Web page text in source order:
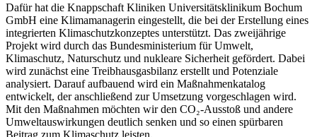
Dafür hat die Knappschaft Kliniken Universitätsklinikum Bochum
GmbH eine Klimamanagerin eingestellt, die bei der Erstellung eines
integrierten Klimaschutzkonzeptes unterstützt. Das zweijährige
Projekt wird durch das Bundesministerium für Umwelt,
Klimaschutz, Naturschutz und nukleare Sicherheit gefördert. Dabei
wird zunächst eine Treibhausgasbilanz erstellt und Potenziale
analysiert. Darauf aufbauend wird ein Maßnahmenkatalog
entwickelt, der anschließend zur Umsetzung vorgeschlagen wird.
Mit den Maßnahmen möchten wir den CO₂-Ausstoß und andere
Umweltauswirkungen deutlich senken und so einen spürbaren
Beitrag zum Klimaschutz leisten.